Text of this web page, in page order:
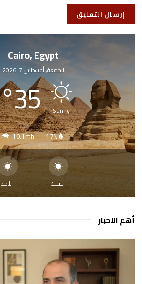
Cairo, Egypt
الجمعة, أغسطس 7, 2026
Sunny
35
°
17%
10.1mh
السبت الأحد
أهم الاخبار